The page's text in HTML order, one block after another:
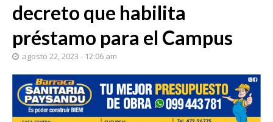
decreto que habilita
préstamo para el Campus
agosto 22, 2023 - 12:06 am